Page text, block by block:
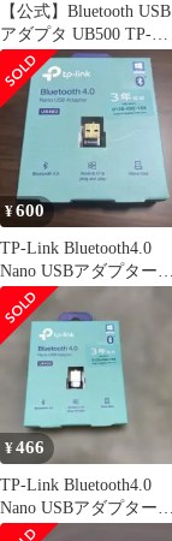
【公式】Bluetooth USB
アダプタ UB500 TP-
Link
¥600
TP-Link Bluetooth4.0
Nano USBアダプター
UB400
¥466
TP-Link Bluetooth4.0
Nano USBアダプター
UB400